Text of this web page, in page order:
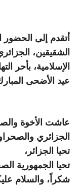
أتقدم إلى الحضور
الشقيقين،
الإسلامية، بأحر
عيد الأضحى
عاشت الأخوة
الجزائري
تحيا الجزائر،
تحيا الجمهورية
شكراً، والسلام